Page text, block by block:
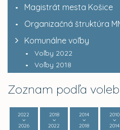
Magistrát mesta Košice
Organizačná štruktúra
Komunálne voľby
Voľby 2022
Voľby 2018
Zoznam podľa
2022
2026
2018
2022
2014
2018
2010
2014